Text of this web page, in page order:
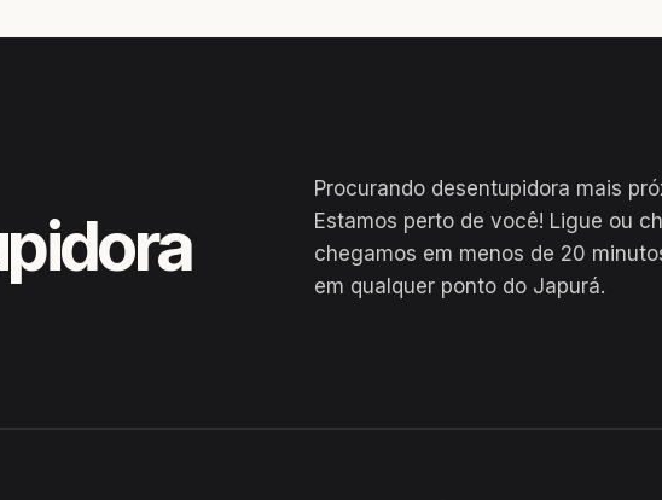
Procurando desentupidora mais
Estamos perto de você! Ligue ou
chegamos em menos de 20
em qualquer ponto do Japurá.